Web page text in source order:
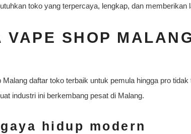
toko yang terpercaya, lengkap, dan memberikan
VAPE SHOP
daftar toko terbaik untuk pemula hingga pro
industri ini berkembang pesat di Malang.
hidup modern